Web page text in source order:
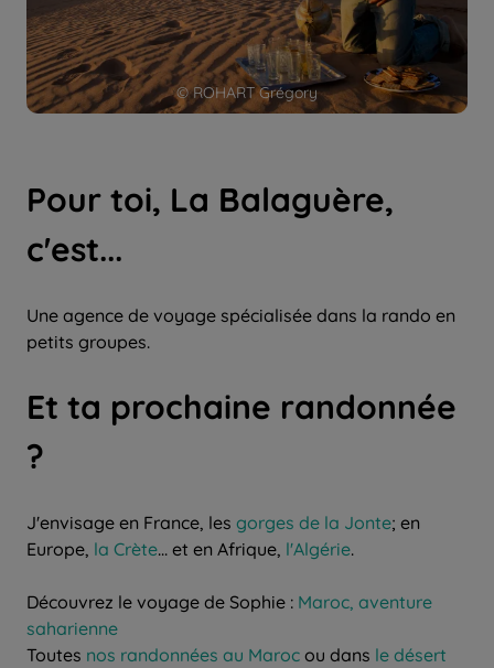
© ROHART Grégory
Pour toi, La Balaguère,
c'est...
Une agence de voyage spécialisée dans la rando en
petits groupes.
Et ta prochaine randonnée
?
J'envisage en France, les gorges de la Jonte; en
Europe, la Crète... et en Afrique, l'Algérie.
Découvrez le voyage de Sophie : Maroc, aventure
saharienne
Toutes nos randonnées au Maroc ou dans le désert